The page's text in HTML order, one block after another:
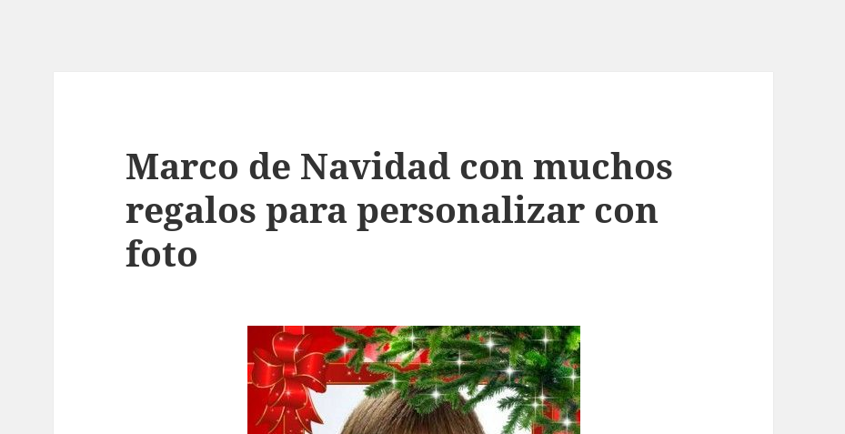
Marco de Navidad con muchos
regalos para personalizar con
foto